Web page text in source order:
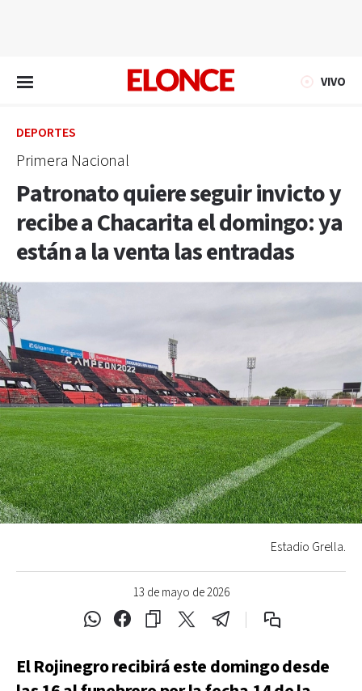
VIVO
DEPORTES
Primera Nacional
Patronato quiere seguir invicto y
recibe a Chacarita el domingo: ya
están a la venta las entradas
13 de mayo de 2026
Estadio Grella.
El Rojinegro recibirá este domingo desde